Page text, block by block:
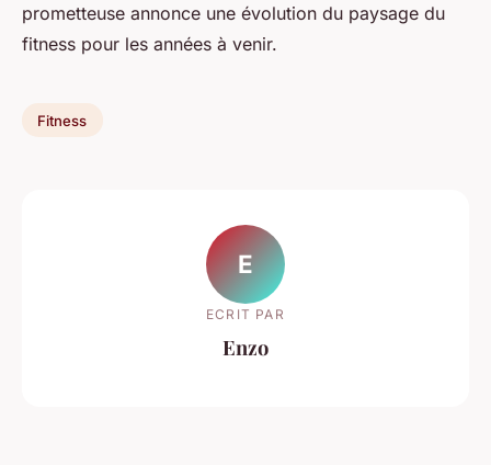
prometteuse annonce une évolution du paysage du
fitness pour les années à venir.
Fitness
E
ECRIT PAR
Enzo